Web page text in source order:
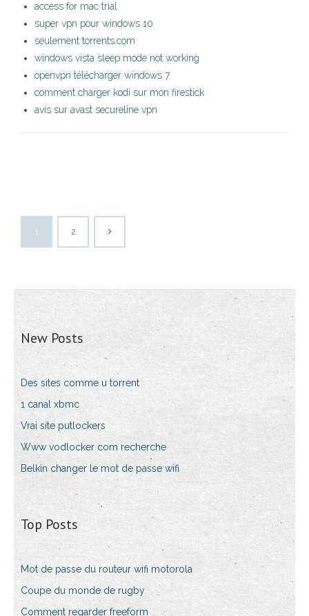
access for mac trial
super vpn pour windows 10
seulement torrents.com
windows vista sleep mode not working
openvpn télécharger windows 7
comment charger kodi sur mon firestick
avis sur avast secureline vpn
1 2
New Posts
Des sites comme u torrent
1 canal xbmc
Vrai site putlockers
Www vodlocker com recherche
Belkin changer le mot de passe wifi
Top Posts
Mot de passe du routeur wifi motorola
Coupe du monde de rugby
Comment regarder freeform